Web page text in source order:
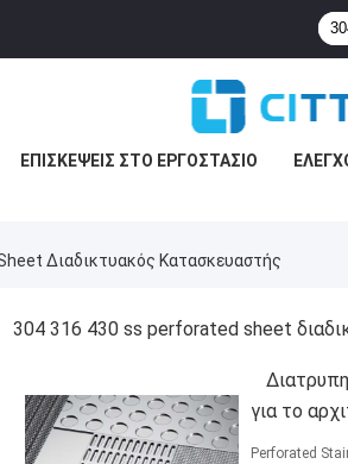
ΕΠΙΣΚΈΨΕΙΣ ΣΤΟ ΕΡΓΟΣΤΆΣΙΟ
Διαδικτυακός Κατασκευαστής
304 316 430 ss perforated sheet
για το
Perforated